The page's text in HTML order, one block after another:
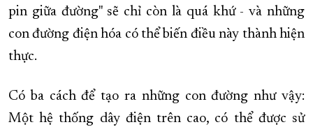
pin giữa đường" sẽ chỉ còn là quá khứ - và những
con đường điện hóa có thể biến điều này thành hiện
thực.
Có ba cách để tạo ra những con đường như vậy:
Một hệ thống dây điện trên cao, có thể được sử